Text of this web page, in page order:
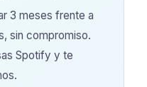
3 meses frente a
sin compromiso.
Spotify y te